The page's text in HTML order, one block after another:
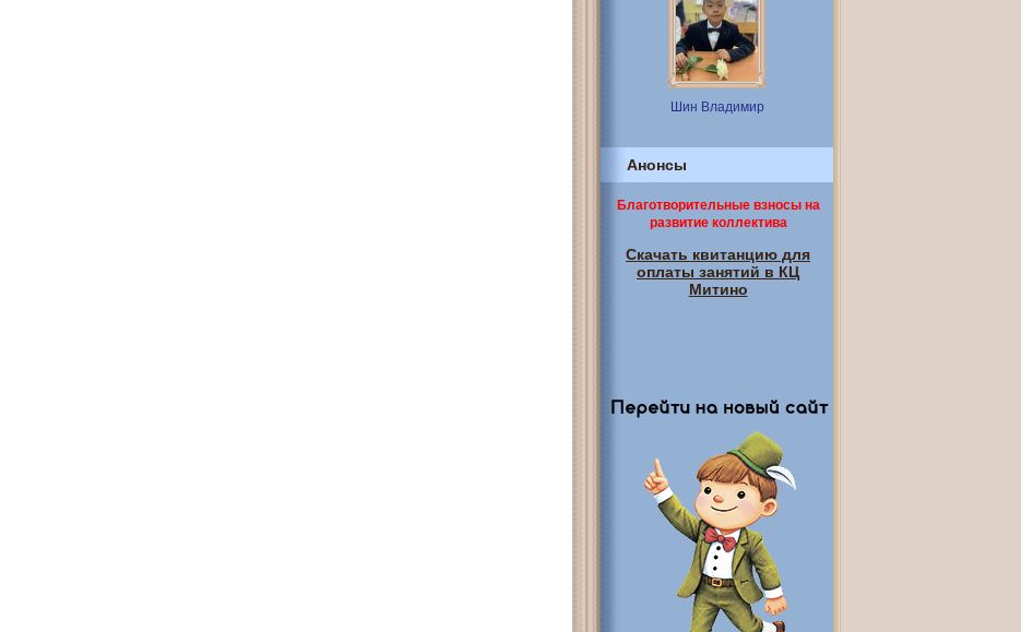
Шин Владимир
Анонсы
Благотворительные взносы на
развитие коллектива
Скачать квитанцию для
оплаты занятий в КЦ
Митино